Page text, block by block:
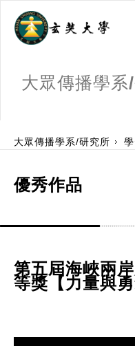
大眾傳播學系
大眾傳播學系/研究所
優秀作品
第五屆海峽兩
等獎【力量與勇